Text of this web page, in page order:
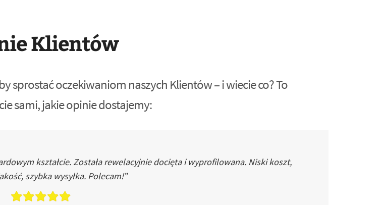
Klientów
sprostać oczekiwaniom naszych Klientów – i wiecie co? To
sami, jakie opinie dostajemy:
kształcie. Została rewelacyjnie docięta i wyprofilowana. Niski koszt,
szybka wysyłka. Polecam!”